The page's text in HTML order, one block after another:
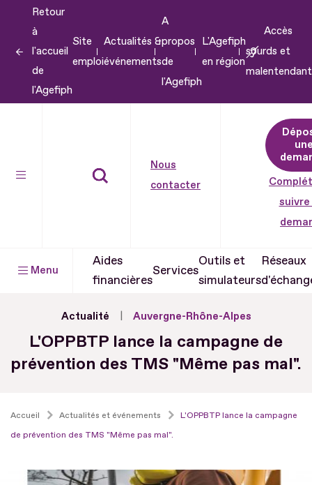
contenu
Retour
à
l'accueil
de
l'Agefiph
Site
emploi
Actualités &
événements
A
propos
de
l'Agefiph
L'Agefiph
en région
Accès
sourds et
Nous
contacter
suivre
Menu
Aides
financières
Services
Outils et
simulateurs
Réseaux
Actualité Auvergne-Rhône-Alpes
L'OPPBTP lance la campagne de
prévention des TMS "Même pas mal".
Accueil Actualités et événements
L'OPPBTP lance la campagne
de prévention des TMS "Même pas mal".